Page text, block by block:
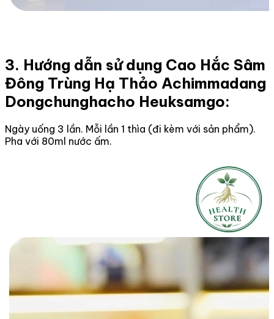
3. Hướng dẫn sử dụng Cao Hắc Sâm
Đông Trùng Hạ Thảo Achimmadang
Dongchunghacho Heuksamgo:
Ngày uống 3 lần. Mỗi lần 1 thìa (đi kèm với sản phẩm).
Pha với 80ml nước ấm.